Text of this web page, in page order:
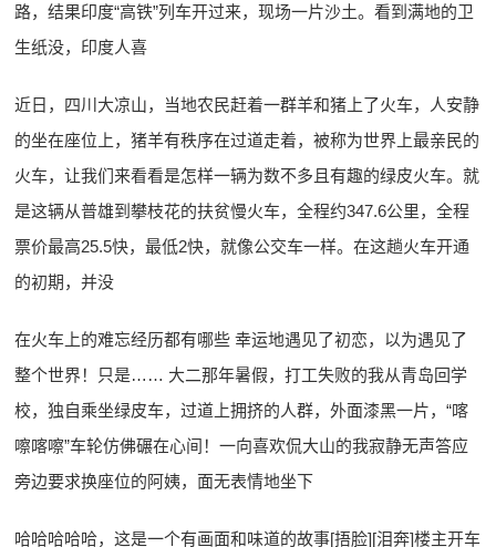
路，结果印度“高铁”列车开过来，现场一片沙土。看到满地的卫
生纸没，印度人喜
近日，四川大凉山，当地农民赶着一群羊和猪上了火车，人安静
的坐在座位上，猪羊有秩序在过道走着，被称为世界上最亲民的
火车，让我们来看看是怎样一辆为数不多且有趣的绿皮火车。就
是这辆从普雄到攀枝花的扶贫慢火车，全程约347.6公里，全程
票价最高25.5快，最低2快，就像公交车一样。在这趟火车开通
的初期，并没
在火车上的难忘经历都有哪些 幸运地遇见了初恋，以为遇见了
整个世界！只是…… 大二那年暑假，打工失败的我从青岛回学
校，独自乘坐绿皮车，过道上拥挤的人群，外面漆黑一片，“喀
嚓喀嚓”车轮仿佛碾在心间！一向喜欢侃大山的我寂静无声答应
旁边要求换座位的阿姨，面无表情地坐下
哈哈哈哈哈，这是一个有画面和味道的故事[捂脸][泪奔]楼主开车